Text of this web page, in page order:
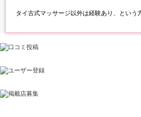
タイ古式マッサージ以外は経験あり、という